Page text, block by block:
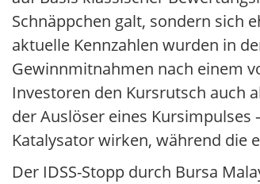
Schnäppchen galt, sondern sich
aktuelle Kennzahlen wurden in
Gewinnmitnahmen nach einem
Investoren den Kursrutsch auch
der Auslöser eines
Katalysator wirken, während die
Der IDSS-Stopp durch Bursa